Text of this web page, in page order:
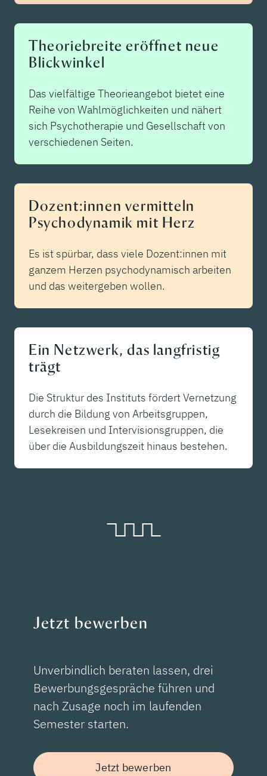
Theoriebreite eröffnet neue
Blickwinkel
Das vielfältige Theorieangebot bietet eine
Reihe von Wahlmöglichkeiten und nähert
sich Psychotherapie und Gesellschaft von
verschiedenen Seiten.
Dozent:innen vermitteln
Psychodynamik mit Herz
Es ist spürbar, dass viele Dozent:innen mit
ganzem Herzen psychodynamisch arbeiten
und das weitergeben wollen.
Ein Netzwerk, das langfristig
trägt
Die Struktur des Instituts fördert Vernetzung
durch die Bildung von Arbeitsgruppen,
Lesekreisen und Intervisionsgruppen, die
über die Ausbildungszeit hinaus bestehen.
Jetzt bewerben
Unverbindlich beraten lassen, drei
Bewerbungsgespräche führen und
nach Zusage noch im laufenden
Semester starten.
Jetzt bewerben